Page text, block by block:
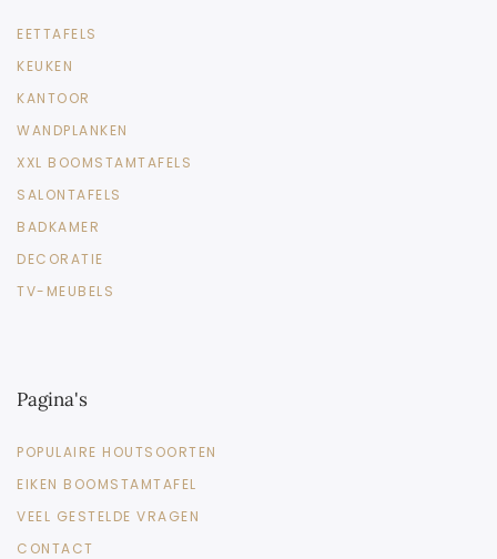
EETTAFELS
KEUKEN
KANTOOR
WANDPLANKEN
XXL BOOMSTAMTAFELS
SALONTAFELS
BADKAMER
DECORATIE
TV-MEUBELS
Pagina's
POPULAIRE HOUTSOORTEN
EIKEN BOOMSTAMTAFEL
VEEL GESTELDE VRAGEN
CONTACT